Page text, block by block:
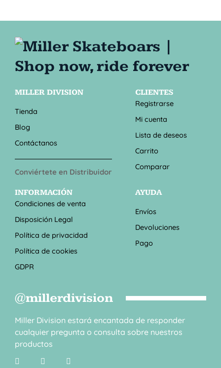
MILLER DIVISION
Tienda
Blog
Contáctanos
Conviértete en Distribuidor
CLIENTES
Registrarse
Mi cuenta
Lista de deseos
Carrito
Comparar
INFORMACIÓN
Condiciones de venta
Disposición Legal
Política de privacidad
Política de cookies
GDPR
AYUDA
Envíos
Devoluciones
Pago
@millerdivision
Miller Division estará encantada de responder
cualquier pregunta o consulta sobre nuestros
productos